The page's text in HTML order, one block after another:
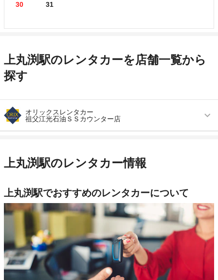
30 31
上丸渕駅のレンタカーを店舗一覧から
探す
オリックスレンタカー
祖父江光石油ＳＳカウンター店
アクセス 森上駅より徒歩で約30分（送迎なし）
店舗詳細 店舗詳細ページはこちら
この店舗でレンタカーを探す
上丸渕駅のレンタカー情報
上丸渕駅でおすすめのレンタカーについて